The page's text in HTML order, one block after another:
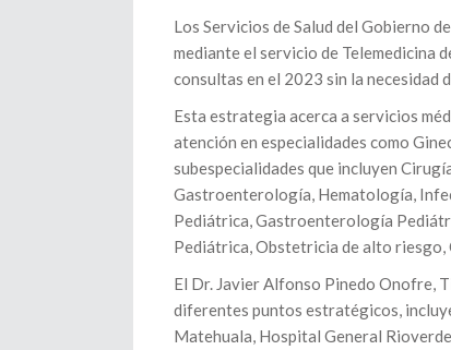
Los Servicios de Salud del Gobierno
mediante el servicio de Telemedicina
consultas en el 2023 sin la necesidad
Esta estrategia acerca a servicios
atención en especialidades como
subespecialidades que incluyen
Gastroenterología, Hematología,
Pediátrica, Gastroenterología
Pediátrica, Obstetricia de alto
El Dr. Javier Alfonso Pinedo Onofre,
diferentes puntos estratégicos,
Matehuala, Hospital General